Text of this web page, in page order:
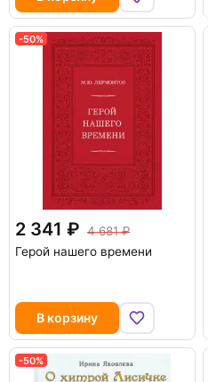
-50%
2 341
4 681
Герой нашего времени
В корзину
-50%